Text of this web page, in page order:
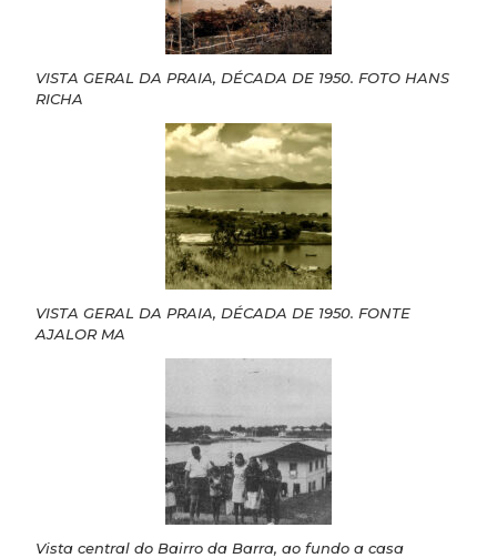
VISTA GERAL DA PRAIA, DÉCADA DE 1950. FOTO HANS
RICHA
VISTA GERAL DA PRAIA, DÉCADA DE 1950. FONTE
AJALOR MA
Vista central do Bairro da Barra, ao fundo a casa